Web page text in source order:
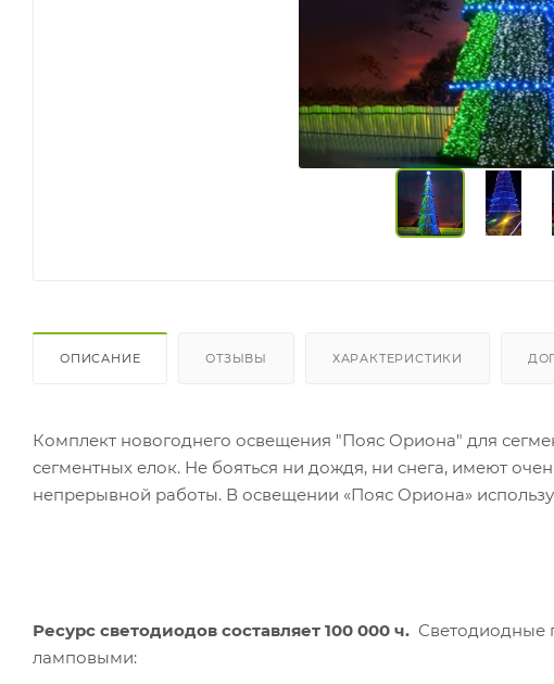
ОПИСАНИЕ ОТЗЫВЫ ХАРАКТЕРИСТИКИ
Комплект новогоднего освещения "Пояс Ориона" для
сегментных елок. Не бояться ни дождя, ни снега, имеют
непрерывной работы. В освещении «Пояс Ориона»
Ресурс светодиодов составляет 100 000 ч. Светодиодные
ламповыми: